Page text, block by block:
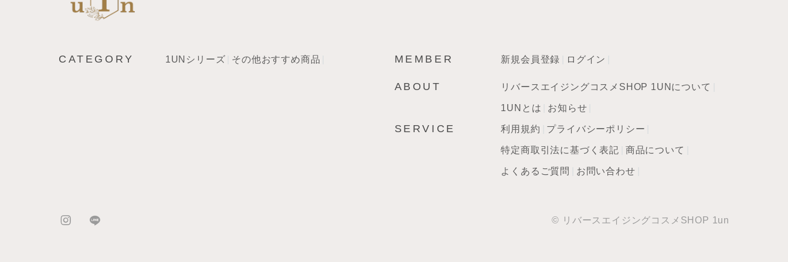
CATEGORY 1UNシリーズ その他おすすめ商品 MEMBER 新規会員登録 ログイン
ABOUT リバースエイジングコスメSHOP 1UNについて
1UNとは お知らせ
SERVICE 利用規約 プライバシーポリシー
特定商取引法に基づく表記 商品について
よくあるご質問 お問い合わせ
© リバースエイジングコスメSHOP 1un